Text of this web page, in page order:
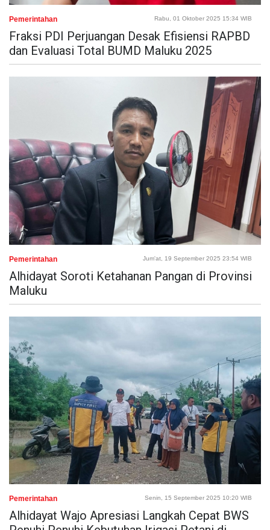
Pemerintahan Rabu, 01 Oktober 2025 15:34 WIB
Fraksi PDI Perjuangan Desak Efisiensi RAPBD
dan Evaluasi Total BUMD Maluku 2025
Pemerintahan Jum'at, 19 September 2025 23:54 WIB
Alhidayat Soroti Ketahanan Pangan di Provinsi
Maluku
Pemerintahan Senin, 15 September 2025 10:20 WIB
Alhidayat Wajo Apresiasi Langkah Cepat BWS